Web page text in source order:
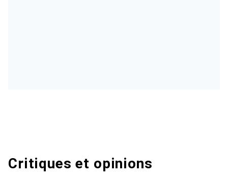
Critiques et opinions